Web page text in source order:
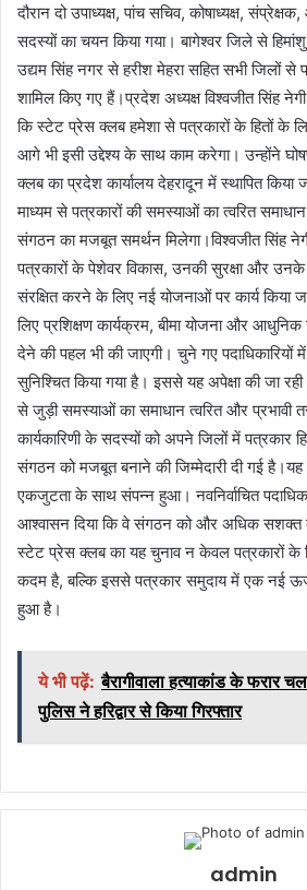
दौरान दो उपाध्यक्ष, पांच सचिव, कोषाध्यक्ष,
सदस्यों का चयन किया गया। बागेश्वर जिले से
उद्यम सिंह नगर से हरीश मेहरा सहित सभी जिलों से
शामिल किए गए हैं।प्रदेश अध्यक्ष विश्वजीत सिंह
कि स्टेट प्रेस क्लब हमेशा से पत्रकारों के हितों के
आगे भी इसी उद्देश्य के साथ काम करेगा। उन्होंने
क्लब का प्रदेश कार्यालय देहरादून में स्थापित किया
माध्यम से पत्रकारों की समस्याओं का त्वरित
संगठन का मजबूत समर्थन मिलेगा।विश्वजीत सिंह
पत्रकारों के पेशेवर विकास, उनकी सुरक्षा और उनके
संरक्षित करने के लिए नई योजनाओं पर कार्य किया
लिए प्रशिक्षण कार्यक्रम, बीमा योजना और
देने की पहल भी की जाएगी। चुने गए पदाधिकारियों
सुनिश्चित किया गया है। इससे यह अपेक्षा की जा
से जुड़ी समस्याओं का समाधान त्वरित और प्रभावी
कार्यकारिणी के सदस्यों को अपने जिलों में पत्रकार
संगठन को मजबूत बनाने की जिम्मेदारी दी गई है।यह
एकजुटता के साथ संपन्न हुआ। नवनिर्वाचित
आश्वासन दिया कि वे संगठन को और अधिक सशक्त
स्टेट प्रेस क्लब का यह चुनाव न केवल पत्रकारों के
कदम है, बल्कि इससे पत्रकार समुदाय में एक नई
हुआ है।
ये भी पढ़ें: बैरागीवाला हत्याकांड के फरार
पुलिस ने हरिद्वार से किया गिरफ्तार
admin